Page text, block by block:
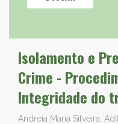
Isolamento e
Crime -
Integridade do
Andreia Maria Silveira,